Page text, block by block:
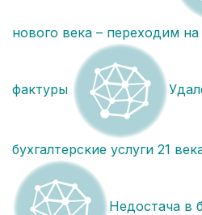
нового века – переходим
фактуры
бухгалтерские услуги 21
Недостача в